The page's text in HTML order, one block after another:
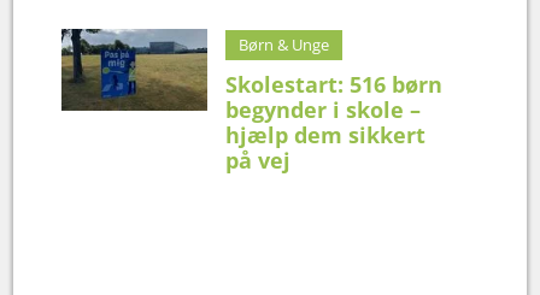
Børn & Unge
Skolestart: 516 børn
begynder i skole –
hjælp dem sikkert
på vej